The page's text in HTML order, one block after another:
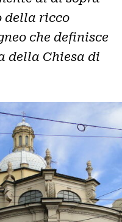
della ricco
che definisce
della Chiesa di